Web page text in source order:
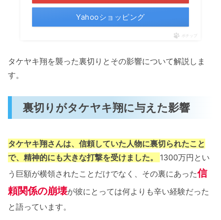
Yahooショッピング
ポチップ
タケヤキ翔を襲った裏切りとその影響について解説しま
す。
裏切りがタケヤキ翔に与えた影響
タケヤキ翔さんは、信頼していた人物に裏切られたこと
で、精神的にも大きな打撃を受けました。 1300万円とい
う巨額が横領されたことだけでなく、その裏にあった信
頼関係の崩壊が彼にとっては何よりも辛い経験だった
と語っています​。